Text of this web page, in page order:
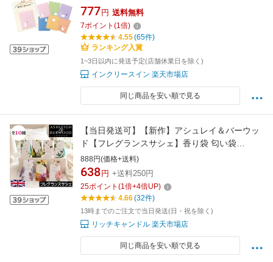
物 幸運 金運 飛躍 成長 お金の浄化 い草 金木犀
さくら ベルガモット ローズ ハリネズミ クロー
バー ブタ 葡萄 ウサギ ハート フクロウ 月 ねこ
薔薇 引き寄せ お香 ミニレター
777 円 送料無料
7ポイント (1倍)
4.55(65件)
ランキング入賞
1~3日以内に発送予定(店舗休業日を除く)
インクリースイン 楽天市場店
同じ商品を安い順で見る
【当日発送可】【新作】アシュレイ＆バーウッ
ド【フレグランスサシェ】香り袋 匂い袋
Ashleigh&Burwood アシュレイバーウッド アシ
ュレーバーウッド ルームフレグランス アロマ
芳香剤 クローゼット トイレ 玄関 収納 引出 バ
ック バッグ 携帯 引っかける 持ち運び カバン
888円(価格+送料)
638 円 +送料250円
25ポイント (1倍+4倍UP)
4.66(32件)
13時までのご注文で当日発送(日・祝を除く)
リッチキャンドル 楽天市場店
同じ商品を安い順で見る